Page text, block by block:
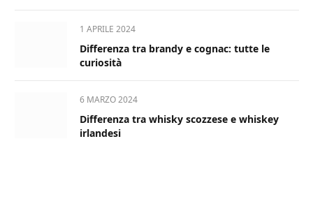
1 APRILE 2024
Differenza tra brandy e cognac: tutte le
curiosità
6 MARZO 2024
Differenza tra whisky scozzese e whiskey
irlandesi